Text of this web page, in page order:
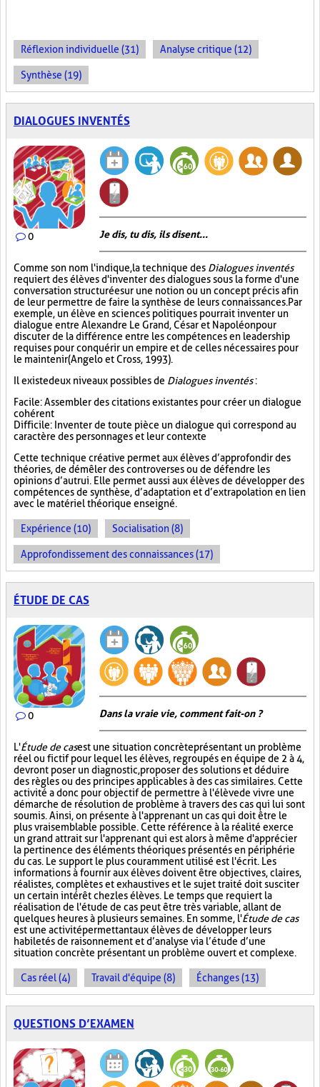
Réflexion individuelle (31) Analyse critique (12)
Synthèse (19)
DIALOGUES INVENTÉS
0 Je dis, tu dis, ils disent...
Comme son nom l'indique, la technique des Dialogues inventés
requiert des élèves d'inventer des dialogues sous la forme d'une
conversation structurée sur une notion ou un concept précis afin
de leur permettre de faire la synthèse de leurs connaissances. Par
exemple, un élève en sciences politiques pourrait inventer un
dialogue entre Alexandre Le Grand, César et Napoléon pour
discuter de la différence entre les compétences en leadership
requises pour conquérir un empire et de celles nécessaires pour
le maintenir (Angelo et Cross, 1993).
Il existe deux niveaux possibles de Dialogues inventés:
Facile : Assembler des citations existantes pour créer un dialogue
cohérent
Difficile : Inventer de toute pièce un dialogue qui correspond au
caractère des personnages et leur contexte
Cette technique créative permet aux élèves d’approfondir des
théories, de démêler des controverses ou de défendre les
opinions d’autrui. Elle permet aussi aux élèves de développer des
compétences de synthèse, d’adaptation et d’extrapolation en lien
avec le matériel théorique enseigné.
Expérience (10) Socialisation (8)
Approfondissement des connaissances (17)
ÉTUDE DE CAS
0 Dans la vraie vie, comment fait-on ?
L'Étude de casest une situation concrète présentant un problème
réel ou fictif pour lequel les élèves, regroupés en équipe de 2 à 4,
devront poser un diagnostic, proposer des solutions et déduire
des règles ou des principes applicables à des cas similaires. Cette
activité a donc pour objectif de permettre à l'élève de vivre une
démarche de résolution de problème à travers des cas qui lui sont
soumis. Ainsi, on présente à l'apprenant un cas qui doit être le
plus vraisemblable possible. Cette référence à la réalité exerce
un grand attrait sur l'apprenant qui est alors à même d'apprécier
la pertinence des éléments théoriques présentés en périphérie
du cas. Le support le plus couramment utilisé est l'écrit. Les
informations à fournir aux élèves doivent être objectives, claires,
réalistes, complètes et exhaustives et le sujet traité doit susciter
un certain intérêt chez les élèves. Le temps que requiert la
réalisation de l'étude de cas peut être très variable, allant de
quelques heures à plusieurs semaines. En somme, l'Étude de cas
est une activité permettant aux élèves de développer leurs
habiletés de raisonnement et d’analyse via l’étude d’une
situation concrète présentant un problème ouvert et complexe.
Cas réel (4) Travail d'équipe (8) Échanges (13)
QUESTIONS D’EXAMEN